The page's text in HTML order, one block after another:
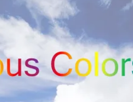
音楽
ゲーム・サービス開発
書籍・雑誌出版